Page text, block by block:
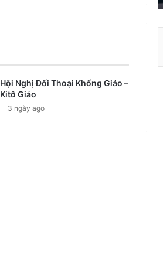
Hội Nghị Đối Thoại Khổng Giáo –
Kitô Giáo
3 ngày ago
r